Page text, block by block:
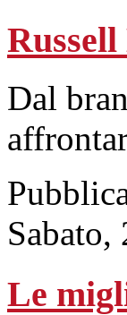
Dal
Le